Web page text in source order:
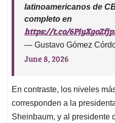
latinoamericanos de
completo en
https://t.co/6PiyXgoZfj
— Gustavo Gómez
June 8, 2026
En contraste, los niveles
corresponden a la
Sheinbaum, y al presidente